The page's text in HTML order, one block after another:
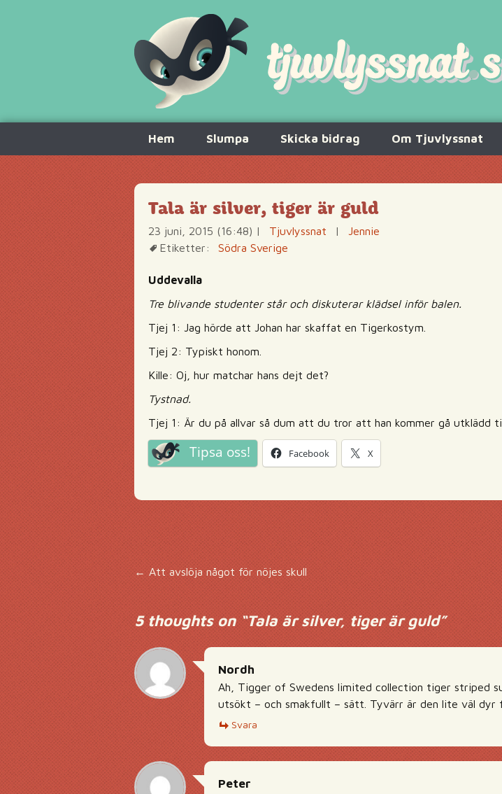
innehåll
Hem Slumpa Skicka bidrag Om Tjuvlyssnat
Tala är silver, tiger är guld
23 juni, 2015 (16:48) | Tjuvlyssnat |
Jennie
Etiketter:
Södra Sverige
Uddevalla
Tre blivande studenter står och diskuterar klädsel inför balen.
Tjej 1: Jag hörde att Johan har skaffat en Tigerkostym.
Tjej 2: Typiskt honom.
Kille: Oj, hur matchar hans dejt det?
Tystnad.
Tjej 1: Är du på allvar så dum att du tror att han kommer gå utklädd
Tipsa oss! Facebook X
Inläggsnavigering
←Att avslöja något för nöjes skull
5 thoughts on “Tala är silver, tiger är guld”
Nordh
Ah, Tigger of Swedens limited collection tiger striped
utsökt – och smakfullt – sätt. Tyvärr är den lite väl dyr
Svara
Peter